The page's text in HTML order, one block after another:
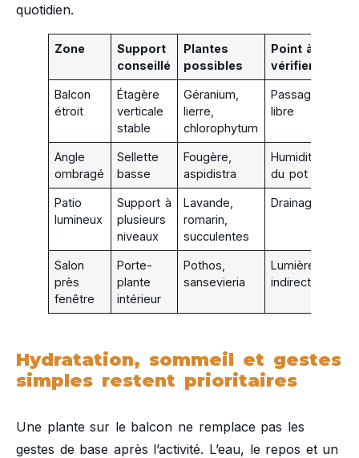
quotidien.
Zone
Support
conseillé
Plantes
possibles
Point à
vérifier
Balcon
étroit
Étagère
verticale
stable
Géranium,
lierre,
chlorophytum
Passage
libre
Angle
ombragé
Sellette
basse
Fougère,
aspidistra
Humidité
du pot
Patio
lumineux
Support à
plusieurs
niveaux
Lavande,
romarin,
succulentes
Drainage
Salon
près
fenêtre
Porte-
plante
intérieur
Pothos,
sansevieria
Lumière
indirecte
Hydratation, sommeil et gestes
simples restent prioritaires
Une plante sur le balcon ne remplace pas les
gestes de base après l’activité. L’eau, le repos et un